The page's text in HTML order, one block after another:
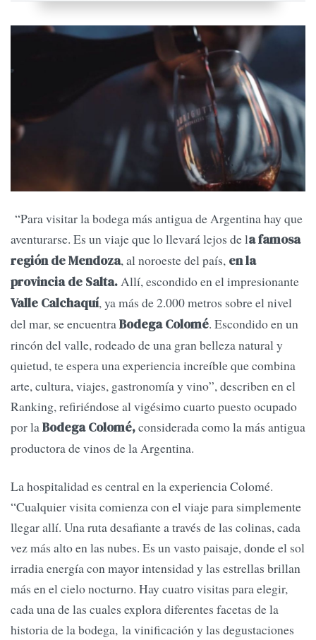
“Para visitar la bodega más antigua de Argentina hay que
aventurarse. Es un viaje que lo llevará lejos de la famosa
región de Mendoza, al noroeste del país, en la
provincia de Salta.Allí, escondido en el impresionante
Valle Calchaquí, ya más de 2.000 metros sobre el nivel
del mar, se encuentraBodega Colomé. Escondido en un
rincón del valle, rodeado de una gran belleza natural y
quietud, te espera una experiencia increíble que combina
arte, cultura, viajes, gastronomía y vino”, describen en el
Ranking, refiriéndose al vigésimo cuarto puesto ocupado
por laBodega Colomé,considerada como la más antigua
productora de vinos de la Argentina.
La hospitalidad es central en la experiencia Colomé.
“Cualquier visita comienza con el viaje para simplemente
llegar allí. Una ruta desafiante a través de las colinas, cada
vez más alto en las nubes. Es un vasto paisaje, donde el sol
irradia energía con mayor intensidad y las estrellas brillan
más en el cielo nocturno. Hay cuatro visitas para elegir,
cada una de las cuales explora diferentes facetas de la
historia de la bodega, la vinificación y las degustaciones